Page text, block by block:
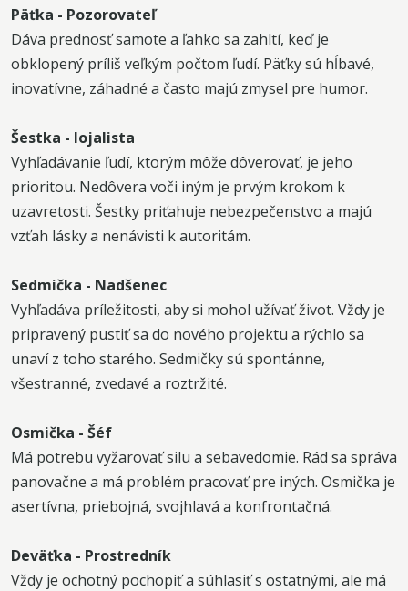
Päťka - Pozorovateľ
Dáva prednosť samote a ľahko sa zahltí, keď je
obklopený príliš veľkým počtom ľudí. Päťky sú hĺbavé,
inovatívne, záhadné a často majú zmysel pre humor.
Šestka - lojalista
Vyhľadávanie ľudí, ktorým môže dôverovať, je jeho
prioritou. Nedôvera voči iným je prvým krokom k
uzavretosti. Šestky priťahuje nebezpečenstvo a majú
vzťah lásky a nenávisti k autoritám.
Sedmička - Nadšenec
Vyhľadáva príležitosti, aby si mohol užívať život. Vždy je
pripravený pustiť sa do nového projektu a rýchlo sa
unaví z toho starého. Sedmičky sú spontánne,
všestranné, zvedavé a roztržité.
Osmička - Šéf
Má potrebu vyžarovať silu a sebavedomie. Rád sa správa
panovačne a má problém pracovať pre iných. Osmička je
asertívna, priebojná, svojhlavá a konfrontačná.
Deväťka - Prostredník
Vždy je ochotný pochopiť a súhlasiť s ostatnými, ale má